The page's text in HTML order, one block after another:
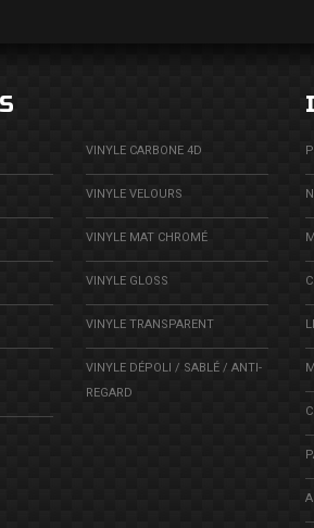
VINYLE CARBONE 4D
VINYLE VELOURS
VINYLE MAT CHROMÉ
VINYLE GLOSS
VINYLE TRANSPARENT
VINYLE DÉPOLI / SABLÉ / ANTI-
REGARD